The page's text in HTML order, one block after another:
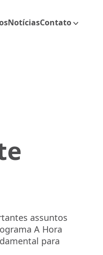
NotíciasContato
assuntos
A Hora
para